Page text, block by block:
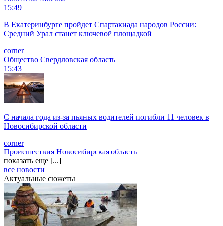
15:49
В Екатеринбурге пройдет Спартакиада народов России:
Средний Урал станет ключевой площадкой
corner
Общество Свердловская область
15:43
С начала года из‑за пьяных водителей погибли 11 человек в
Новосибирской области
corner
Происшествия Новосибирская область
показать еще [...]
все новости
Актуальные сюжеты